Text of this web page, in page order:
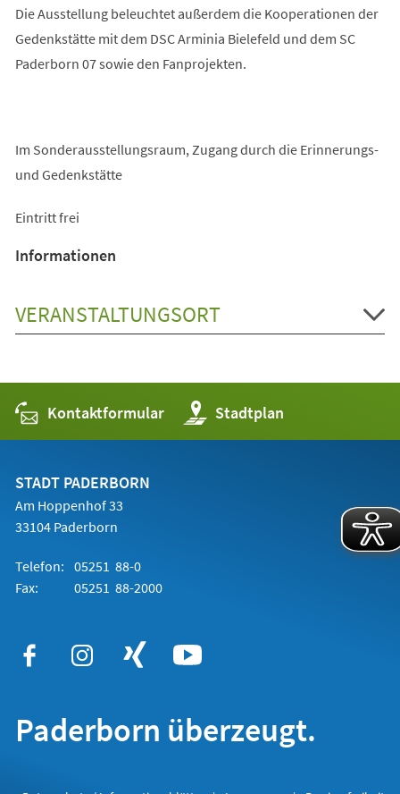
Die Ausstellung beleuchtet außerdem die Kooperationen der
Gedenkstätte mit dem DSC Arminia Bielefeld und dem SC
Paderborn 07 sowie den Fanprojekten.
Im Sonderausstellungsraum, Zugang durch die Erinnerungs-
und Gedenkstätte
Eintritt frei
Informationen
VERANSTALTUNGSORT
Kontaktformular Stadtplan
(Öffnet
in
einem
STADT PADERBORN
Am Hoppenhof 33
33104 Paderborn
Telefon: 05251 88-0
Fax:
05251 88-2000
Paderborn überzeugt.